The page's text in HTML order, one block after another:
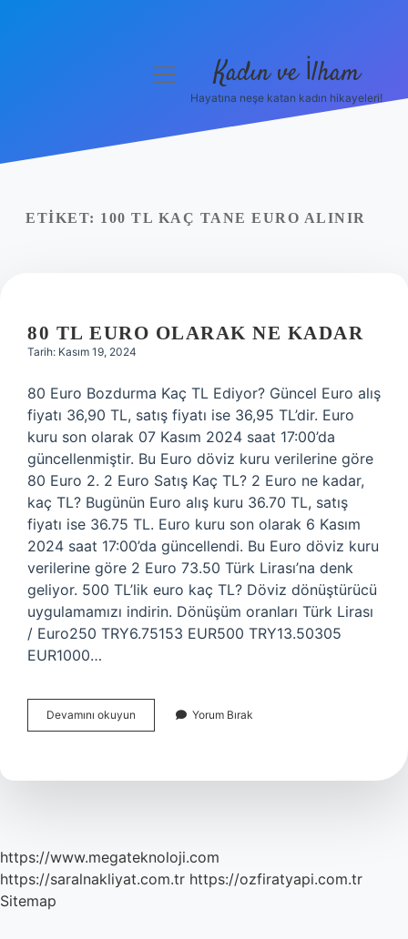
Yasal Uyarı
menüyü
Kadın ve İlham
Hayatına neşe katan kadın hikayeleri!
ETIKET: 100 TL KAÇ TANE EURO ALINIR
80 TL EURO OLARAK NE KADAR
Tarih: Kasım 19, 2024
80 Euro Bozdurma Kaç TL Ediyor? Güncel Euro alış
fiyatı 36,90 TL, satış fiyatı ise 36,95 TL’dir. Euro
kuru son olarak 07 Kasım 2024 saat 17:00’da
güncellenmiştir. Bu Euro döviz kuru verilerine göre
80 Euro 2. 2 Euro Satış Kaç TL? 2 Euro ne kadar,
kaç TL? Bugünün Euro alış kuru 36.70 TL, satış
fiyatı ise 36.75 TL. Euro kuru son olarak 6 Kasım
2024 saat 17:00’da güncellendi. Bu Euro döviz kuru
verilerine göre 2 Euro 73.50 Türk Lirası’na denk
geliyor. 500 TL’lik euro kaç TL? Döviz dönüştürücü
uygulamamızı indirin. Dönüşüm oranları Türk Lirası
/ Euro250 TRY6.75153 EUR500 TRY13.50305
EUR1000…
Devamını okuyun
Tl
Ne
Yorum Bırak
https://www.megateknoloji.com
https://saralnakliyat.com.tr https://ozfiratyapi.com.tr
Sitemap